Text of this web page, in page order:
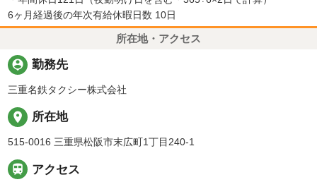
6ヶ月経過後の年次有給休暇日数 10日
所在地・アクセス
person_pin 勤務先
三重名鉄タクシー株式会社
place 所在地
515-0016 三重県松阪市末広町1丁目240-1
 アクセス